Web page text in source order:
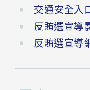
交通安全入
反賄選宣導
反賄選宣導